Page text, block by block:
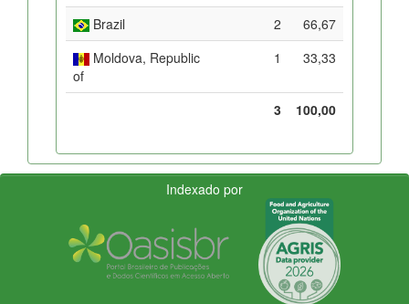
Brazil
2
66,67
Moldova, Republic
of
1 33,33
3 100,00
Indexado por